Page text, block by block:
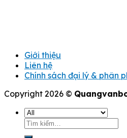
Giới thiệu
Liên hệ
Chính sách đại lý & phân
Copyright 2026 ©
Tìm
kiếm: